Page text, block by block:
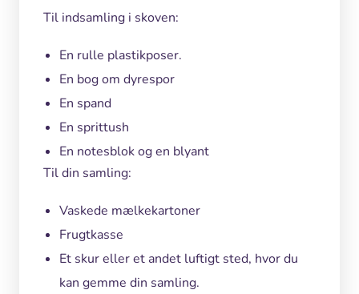
Til indsamling i skoven:
En rulle plastikposer.
En bog om dyrespor
En spand
En sprittush
En notesblok og en blyant
Til din samling:
Vaskede mælkekartoner
Frugtkasse
Et skur eller et andet luftigt sted, hvor du
kan gemme din samling.